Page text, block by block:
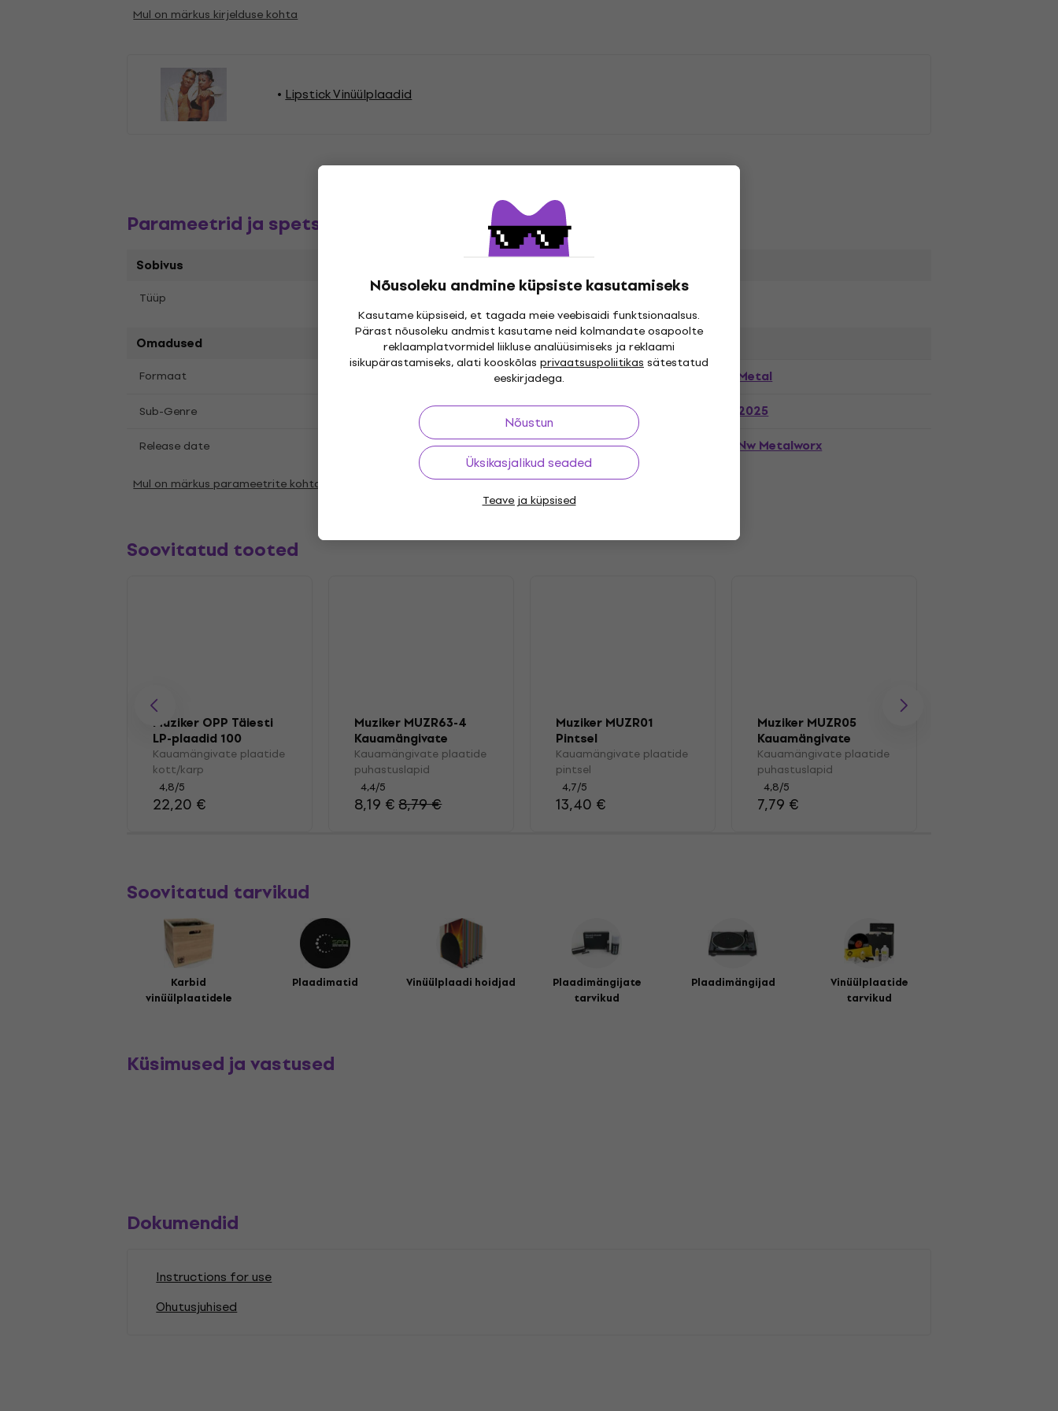
Nõusoleku andmine küpsiste kasutamiseks
Kasutame küpsiseid, et tagada meie veebisaidi funktsionaalsus.
Pärast nõusoleku andmist kasutame neid kolmandate osapoolte
reklaamplatvormidel liikluse analüüsimiseks ja reklaami
isikupärastamiseks, alati kooskõlas privaatsuspoliitikassätestatud
eeskirjadega.
Nõustun
Üksikasjalikud seaded
Teave ja küpsised
Mul on märkus kirjelduse kohta
Lipstick Vinüülplaadid
Parameetrid ja spetsifikatsioonid
Sobivus
Tüüp
Omadused
Formaat Genre Metal
Sub-Genre Hard Rock,Heavy Metal Release year 2025
Release date Label Nw Metalworx
Mul on märkus parameetrite kohta
Soovitatud tooted
Muziker OPP Täiesti
LP-plaadid 100
Kauamängivate plaatide
kott/karp
4,8/5
22,20 €
Muziker MUZR63-4
Kauamängivate
plaatide
puhastuslapid
Kauamängivate plaatide
puhastuslapid
4,4/5
8,19 €8,79 €
Muziker MUZR01
Pintsel
Kauamängivate plaatide
pintsel
4,7/5
13,40 €
Muziker MUZR05
Kauamängivate
plaatide
puhastuslapid
Kauamängivate plaatide
puhastuslapid
4,8/5
7,79 €
Soovitatud tarvikud
Karbid
vinüülplaatidele
Plaadimatid Vinüülplaadi hoidjad
Plaadimängijate
tarvikud
Plaadimängijad
Vinüülplaatide
tarvikud
Küsimused ja vastused
Dokumendid
Instructions for use
Ohutusjuhised